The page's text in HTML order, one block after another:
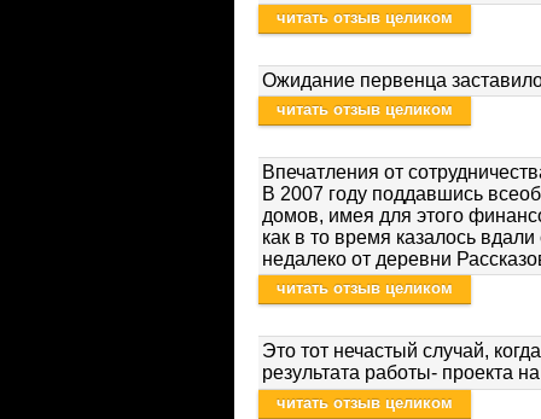
читать отзыв целиком
Ожидание первенца
читать отзыв целиком
Впечатления от
В 2007 году поддавшись
домов, имея для этого
как в то время казалось
недалеко от деревни
читать отзыв целиком
Это тот нечастый случай,
результата работы- проекта
читать отзыв целиком